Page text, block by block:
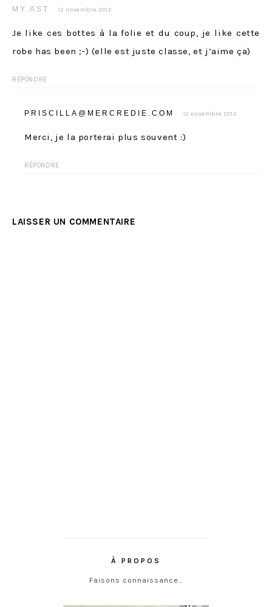
MY AST 12 novembre 2012
Je like ces bottes à la folie et du coup, je like cette
robe has been ;-) (elle est juste classe, et j’aime ça)
RÉPONDRE
PRISCILLA@MERCREDIE.COM 12 novembre 2012
Merci, je la porterai plus souvent :)
RÉPONDRE
LAISSER UN COMMENTAIRE
À PROPOS
Faisons connaissance…